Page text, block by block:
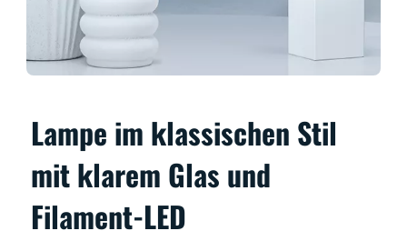
Lampe im klassischen Stil
mit klarem Glas und
Filament-LED